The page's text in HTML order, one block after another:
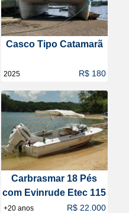
Casco Tipo Catamarã
2025 R$ 180
Carbrasmar 18 Pés
com Evinrude Etec 115
+20 anos R$ 22.000